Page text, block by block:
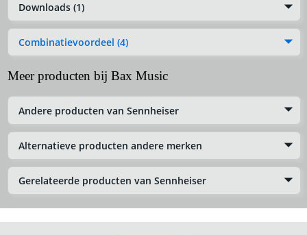
Downloads (1)
Combinatievoordeel (4)
Meer producten bij Bax Music
Andere producten van Sennheiser
Alternatieve producten andere merken
Gerelateerde producten van Sennheiser